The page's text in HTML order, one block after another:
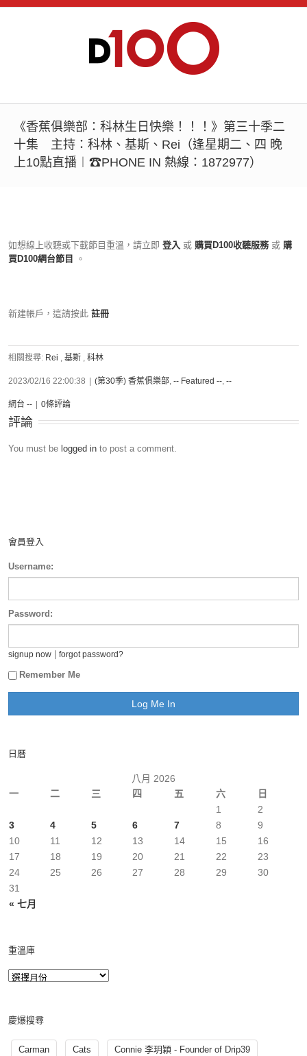
《香蕉俱樂部：科林生日快樂！！！》第三十季二
十集 主持：科林、基斯、Rei（逢星期二、四 晚
上10點直播︱☎PHONE IN 熱線：1872977）
如想線上收聽或下載節目重溫，請立即 登入 或 購買D100收聽服務 或 購
買D100網台節目
。
新建帳戶，這請按此 註冊
相關搜尋: Rei , 基斯 , 科林
2023/02/16 22:00:38 (第30季) 香蕉俱樂部, -- Featured --, --
網台 -- 0條評論
評論
You must be logged in to post a comment.
會員登入
Username:
Password:
signup now forgot password?
Remember Me
日曆
八月 2026
一
二 三 四 五 六 日
« 七月
1
2
3
4 5 6 7 8
9
10
11 12 13 14 15
16
17
18 19 20 21 22
23
24
25 26 27 28 29
30
31
重溫庫
慶爆搜尋
Carman Cats Connie 李玥穎 - Founder of Drip39